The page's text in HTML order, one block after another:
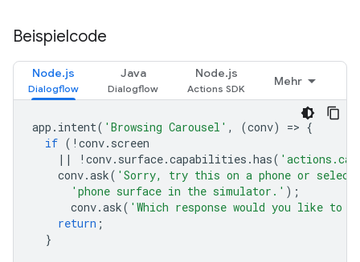
Beispielcode
Node.js Java Node.js
Mehr
app . intent( 'Browsing Carousel' , (conv) => {
if ( ! conv. screen
||
! conv. surface.capabilities .has(
conv.ask( 'Sorry, try this on a phone or
'phone surface in the simulator.' );
conv.ask( 'Which response would you like to
return ;
}